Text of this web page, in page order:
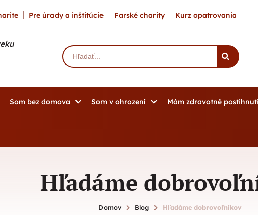
Pre úrady a inštitúcie Farské charity Kurz opatrovania
Som bez domova Som v ohrození Mám zdravotné
Hľadáme
Domov Blog Hľadáme dobrovoľníkov